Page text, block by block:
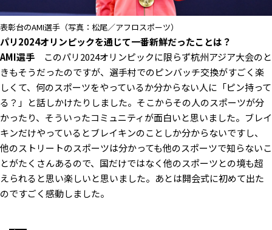
表彰台のAMI選手（写真：松尾／アフロスポーツ）
――パリ2024オリンピックを通じて一番新鮮だったことは？
AMI選手 このパリ2024オリンピックに限らず杭州アジア大会のと
きもそうだったのですが、選手村でのピンバッチ交換がすごく楽
しくて、何のスポーツをやっているか分からない人に「ピン持って
る？」と話しかけたりしました。そこからその人のスポーツが分
かったり、そういったコミュニティが面白いと思いました。ブレイ
キンだけやっているとブレイキンのことしか分からないですし、
他のストリートのスポーツは分かっても他のスポーツで知らないこ
とがたくさんあるので、国だけではなく他のスポーツとの境も超
えられると思い楽しいと思いました。あとは開会式に初めて出た
のですごく感動しました。